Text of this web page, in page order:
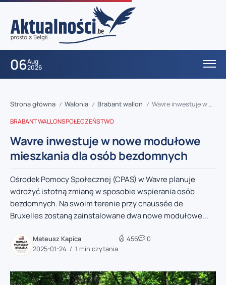
06Aug
2026
Strona główna / Walonia / Brabant wallon / Wavre inwestuje w nowe modułowe mieszkania dla osób bezdomnych
BRABANT WALLONSPOŁECZEŃSTWO
Wavre inwestuje w nowe modułowe
mieszkania dla osób bezdomnych
Ośrodek Pomocy Społecznej (CPAS) w Wavre planuje
wdrożyć istotną zmianę w sposobie wspierania osób
bezdomnych. Na swoim terenie przy chaussée de
Bruxelles zostaną zainstalowane dwa nowe modułowe...
Mateusz Kapica
2025-01-24
1 min czytania
456 0